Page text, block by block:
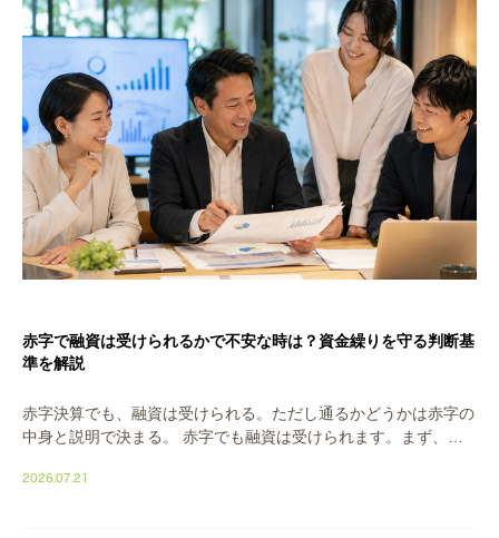
赤字で融資は受けられるかで不安な時は？資金繰りを守る判断基
準を解説
赤字決算でも、融資は受けられる。ただし通るかどうかは赤字の
中身と説明で決まる。 赤字でも融資は受けられます。まず、そ
ん。銀行が見るのは赤字の額そのものより、赤字にな […]
2026.07.21